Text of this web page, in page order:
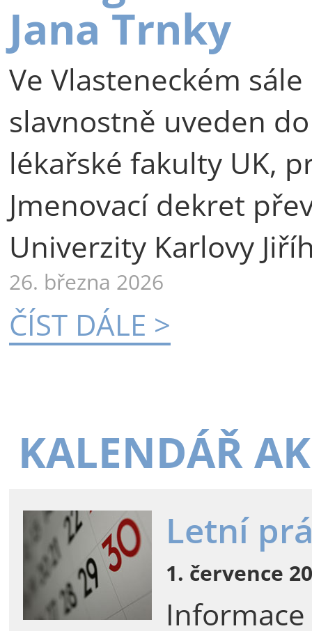
Jana Trnky
Ve Vlasteneckém
slavnostně uveden
lékařské fakulty UK,
Jmenovací dekret
Univerzity Karlovy
26. března 2026
ČÍST DÁLE >
KALENDÁŘ
Letní
1. července